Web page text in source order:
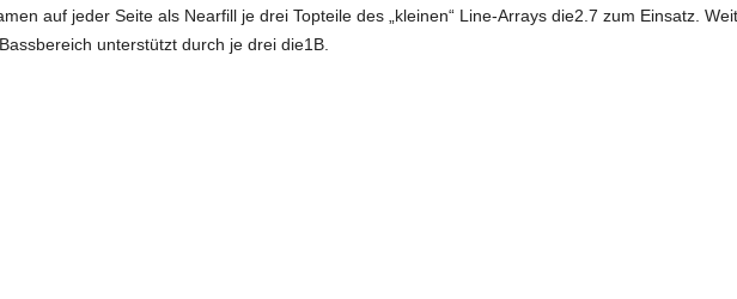
auf jeder Seite als Nearfill je drei Topteile des „kleinen“ Line-Arrays die2.7 zum Einsatz.
unterstützt durch je drei die1B.